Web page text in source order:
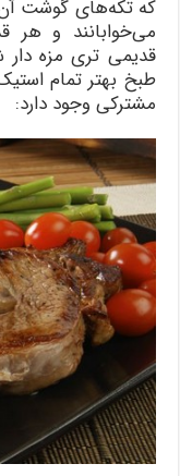
می‌خوابانند و
قدیمی تری مزه دار
طبخ بهتر تمام
مشترکی وجود دارد: